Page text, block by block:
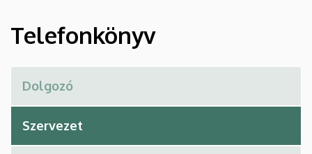
Diákkör
Telefonkönyv